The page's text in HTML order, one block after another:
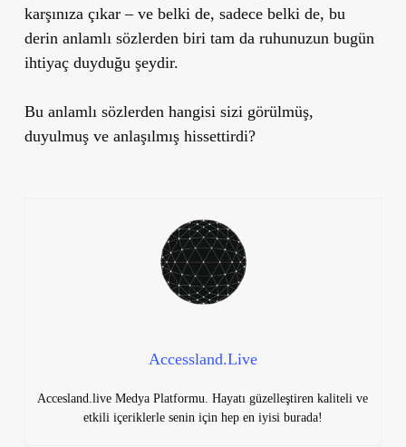
karşınıza çıkar – ve belki de, sadece belki de, bu
derin anlamlı sözlerden biri tam da ruhunuzun bugün
ihtiyaç duyduğu şeydir.
Bu anlamlı sözlerden hangisi sizi görülmüş,
duyulmuş ve anlaşılmış hissettirdi?
Accessland.Live
Accesland.live Medya Platformu. Hayatı güzelleştiren kaliteli ve
etkili içeriklerle senin için hep en iyisi burada!